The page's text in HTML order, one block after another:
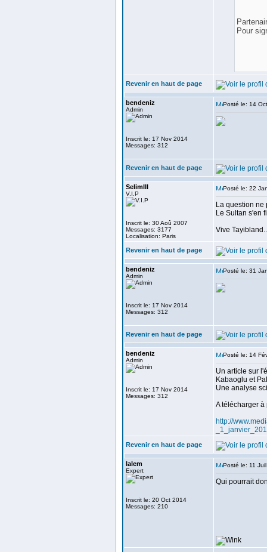
Pour
Revenir en haut de page
bendeniz
Admin
Inscrit le: 17 Nov 2014
Messages: 312
Posté le: 14
Revenir en haut de page
SelimIII
V.I.P
Inscrit le: 30 Aoû 2007
Messages: 3177
Localisation: Paris
Posté le: 22
La question ne
Le Sultan s'en
Vive
Revenir en haut de page
bendeniz
Admin
Inscrit le: 17 Nov 2014
Messages: 312
Posté le: 31
Revenir en haut de page
bendeniz
Admin
Inscrit le: 17 Nov 2014
Messages: 312
Posté le: 14
Un article sur
Kabaoglu et
Une analyse
A télécharger
http://
Revenir en haut de page
lalem
Expert
Inscrit le: 20 Oct 2014
Messages: 210
Posté le: 11
Qui pourrait